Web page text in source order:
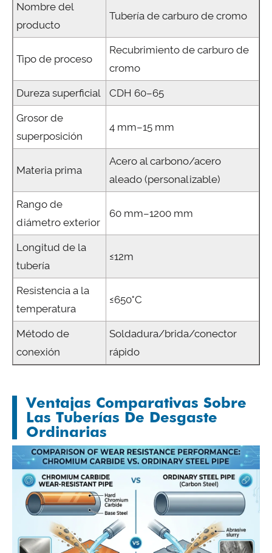
Nombre del
producto
Tubería de carburo de cromo
Tipo de proceso
Recubrimiento de carburo de
cromo
Dureza superficial CDH 60–65
Grosor de
superposición
4 mm–15 mm
Materia prima
Acero al carbono/acero
aleado (personalizable)
Rango de
diámetro exterior
60 mm–1200 mm
Longitud de la
tubería
≤12m
Resistencia a la
temperatura
≤650°C
Método de
conexión
Soldadura/brida/conector
rápido
Ventajas Comparativas Sobre
Las Tuberías De Desgaste
Ordinarias